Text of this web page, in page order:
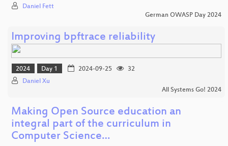
Daniel Fett
German OWASP Day 2024
Improving bpftrace reliability
2024 Day 1 2024-09-25
32
Daniel Xu
All Systems Go! 2024
Making Open Source education an
integral part of the curriculum in
Computer Science…